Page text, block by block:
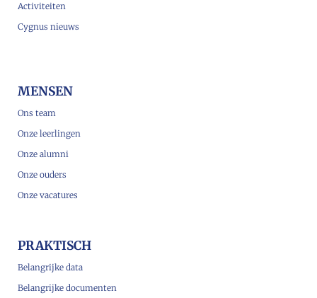
Activiteiten
Cygnus nieuws
MENSEN
Ons team
Onze leerlingen
Onze alumni
Onze ouders
Onze vacatures
PRAKTISCH
Belangrijke data
Belangrijke documenten